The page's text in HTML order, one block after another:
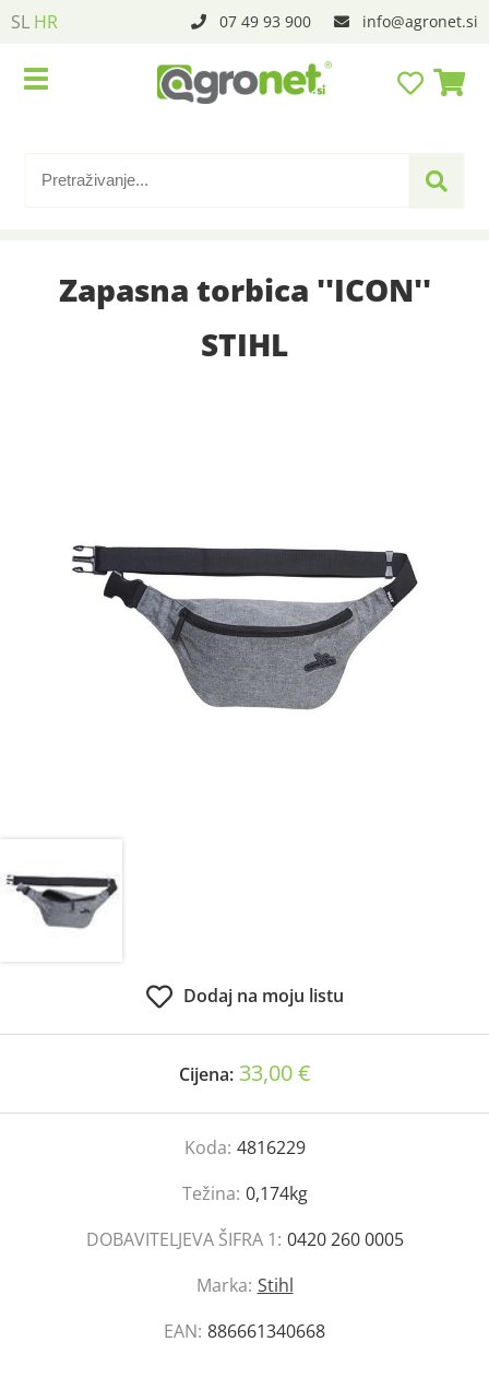
SL HR 07 49 93 900 info agronet.si
Zapasna torbica ''ICON''
STIHL
Dodaj na moju listu
Cijena: 33,00 €
Koda: 4816229
Težina: 0,174kg
DOBAVITELJEVA ŠIFRA 1: 0420 260 0005
Marka: Stihl
EAN: 886661340668